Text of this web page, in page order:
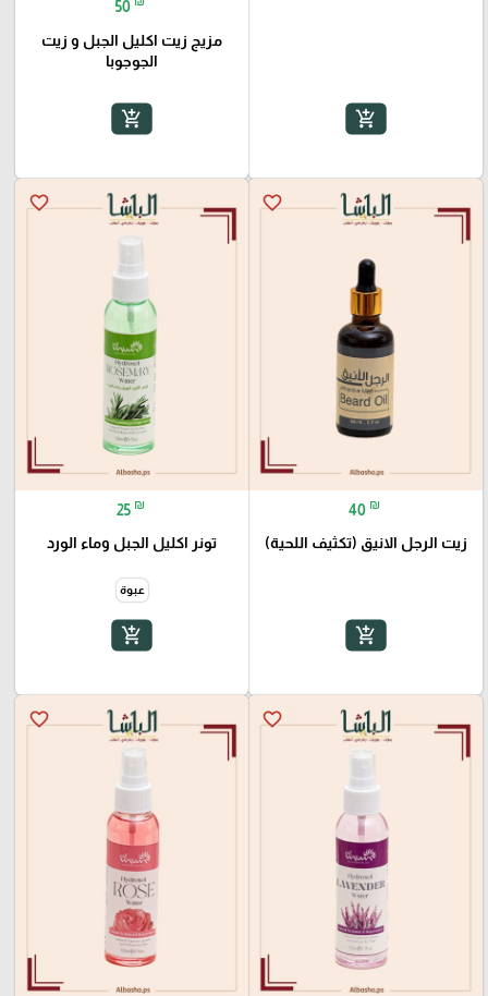
add_shopping_cart
50
مزيج زيت اكليل الجبل و زيت
الجوجوبا
add_shopping_cart
favorite_border
40 ₪
زيت الرجل الانيق (تكثيف اللحية)
add_shopping_cart
favorite_border
25 ₪
تونر اكليل الجبل وماء الورد
عبوة
add_shopping_cart
favorite_border
favorite_border